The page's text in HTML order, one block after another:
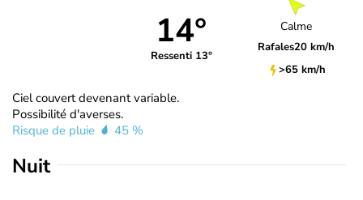
14°
Ressenti 13°
Calme
Rafales20 km/h
>65 km/h
Ciel couvert devenant variable.
Possibilité d'averses.
Risque de pluie
45 %
Nuit